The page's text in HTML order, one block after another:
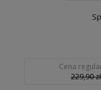
Cena
229,90 zł